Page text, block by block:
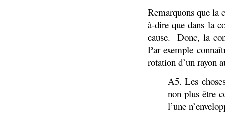
Remarquons que la
à-dire que dans la
cause.
Donc, la
Par exemple
rotation d’un rayon
A5. Les
non plus être
l’une